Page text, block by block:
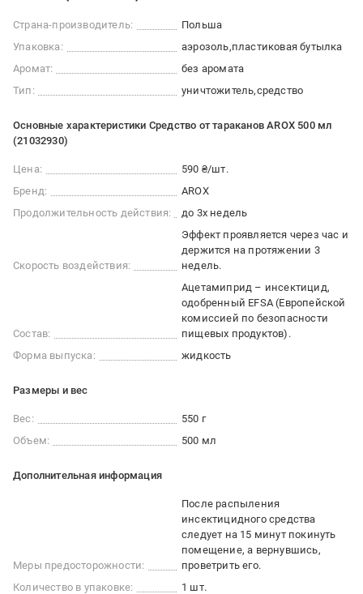
Страна-производитель:
Польша
Упаковка:
аэрозоль пластиковая бутылка
Аромат:
без аромата
Тип:
уничтожитель средство
Основные характеристики Средство от тараканов AROX 500 мл
(21032930)
Цена:
590 ₴/шт.
Бренд:
AROX
Продолжительность действия:
до 3х недель
Скорость воздействия:
Эффект проявляется через час и
держится на протяжении 3
недель.
Состав:
Ацетамиприд – инсектицид,
одобренный EFSA (Европейской
комиссией по безопасности
пищевых продуктов).
Форма выпуска:
жидкость
Размеры и вес
Вес:
550 г
Объем:
500 мл
Дополнительная информация
Меры предосторожности:
После распыления
инсектицидного средства
следует на 15 минут покинуть
помещение, а вернувшись,
проветрить его.
Количество в упаковке:
1 шт.